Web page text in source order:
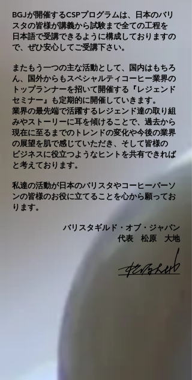
BGJが開催するCSPプログラムは、日本のバリ
スタの皆様が講義から試験まで全ての工程を
日本語で受講できるように構成しておりますの
で、ぜひ安心してご受講下さい。
またもう一つの主な活動として、国内はもちろ
ん、国外からもスペシャルティコーヒー業界の
トップランナーを招いて開催する『レジェンド
セミナー』も定期的に開催していきます。
業界の最先端で活躍するレジェンド達の取り組
みやストーリーに耳を傾けることで、過去から
現在に至るまでのトレンドの変化や今後の業界
の展望を肌で感じていただき、そして皆様の
ビジネスに役立つようなヒントを共有できれば
と考えております。
​私達の活動が日本のバリスタやコーヒーパーソ
ンの皆様のお役に立てることを心から願ってお
ります。
バリスタギルド・オブ・ジャパン
代表 松原 ​ 大地